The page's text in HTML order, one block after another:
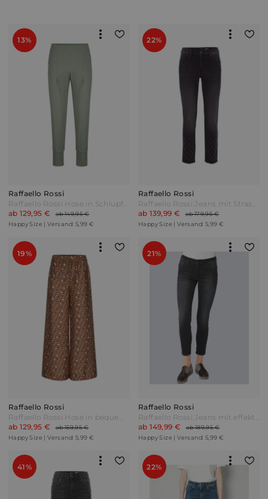
13%
Raffaello Rossi
Raffaello Rossi Hose in Schlupfform Salbeigrün
ab 129,95 €
ab 149,95 €
Happy Size | Versand: 5,99 €
22%
Raffaello Rossi
Raffaello Rossi Jeans mit Strassdeko im Rautedessin Dunkelgrau
ab 139,99 €
ab 179,95 €
Happy Size | Versand: 5,99 €
19%
Raffaello Rossi
Raffaello Rossi Hose in bequemer Schlupfform Braun Gemustert
ab 129,95 €
ab 159,95 €
Happy Size | Versand: 5,99 €
21%
Raffaello Rossi
Raffaello Rossi Jeans mit effektvollem Strasssteinchenzier Grau
ab 149,99 €
ab 189,95 €
Happy Size | Versand: 5,99 €
41% 22%